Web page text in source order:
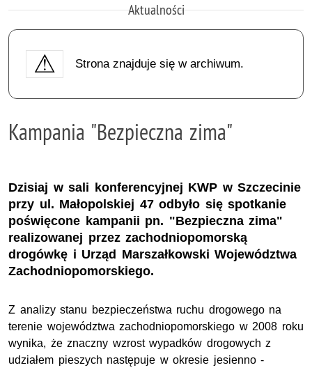
Aktualności
Strona znajduje się w archiwum.
Kampania "Bezpieczna zima"
Dzisiaj w sali konferencyjnej KWP w Szczecinie
przy ul. Małopolskiej 47 odbyło się spotkanie
poświęcone kampanii pn. "Bezpieczna zima"
realizowanej przez zachodniopomorską
drogówkę i Urząd Marszałkowski Województwa
Zachodniopomorskiego.
Z analizy stanu bezpieczeństwa ruchu drogowego na
terenie województwa zachodniopomorskiego w 2008 roku
wynika, że znaczny wzrost wypadków drogowych z
udziałem pieszych następuje w okresie jesienno -